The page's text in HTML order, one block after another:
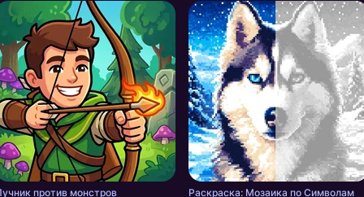
против монстров Раскраска: Мозаика по Символам